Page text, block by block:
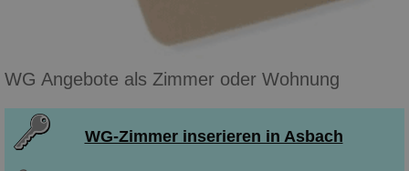
WG Angebote als Zimmer oder Wohnung
WG-Zimmer inserieren in Asbach